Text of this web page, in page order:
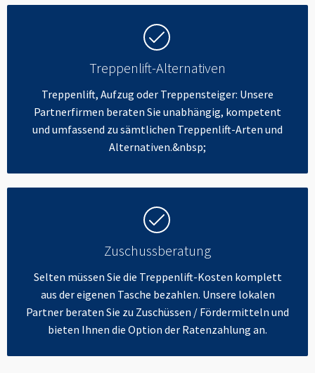
Treppenlift-Alternativen
Treppenlift, Aufzug oder Treppensteiger: Unsere
Partnerfirmen beraten Sie unabhängig, kompetent
und umfassend zu sämtlichen Treppenlift-Arten und
Alternativen.&nbsp;
Zuschussberatung
Selten müssen Sie die Treppenlift-Kosten komplett
aus der eigenen Tasche bezahlen. Unsere lokalen
Partner beraten Sie zu Zuschüssen / Fördermitteln und
bieten Ihnen die Option der Ratenzahlung an.